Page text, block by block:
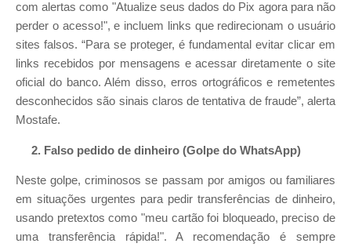
com alertas como "Atualize seus dados do Pix agora para não
perder o acesso!", e incluem links que redirecionam o usuário
sites falsos. “Para se proteger, é fundamental evitar clicar em
links recebidos por mensagens e acessar diretamente o site
oficial do banco. Além disso, erros ortográficos e remetentes
desconhecidos são sinais claros de tentativa de fraude”, alerta
Mostafe.
2. Falso pedido de dinheiro (Golpe do WhatsApp)
Neste golpe, criminosos se passam por amigos ou familiares
em situações urgentes para pedir transferências de dinheiro,
usando pretextos como "meu cartão foi bloqueado, preciso de
uma transferência rápida!". A recomendação é sempre